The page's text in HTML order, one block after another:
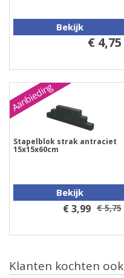
Bekijk
€ 4,75
Aanbieding
Stapelblok strak antraciet
15x15x60cm
Bekijk
€ 3,99 € 5,75
Klanten kochten ook